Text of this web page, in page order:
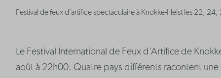
Festival de feux d’artifice spectaculaire à Knokke-Heist les 22,
Le Festival International de Feux d’Artifice de
août à 22h00. Quatre pays différents racontent